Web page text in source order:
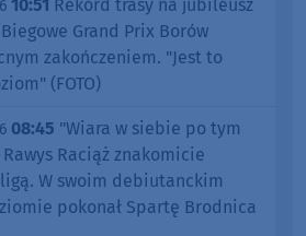
10:51 Rekord trasy na jubileusz
Grand Prix Borów
zakończeniem. "Jest to
(FOTO)
08:45 "Wiara w siebie po tym
Raciąż znakomicie
W swoim debiutanckim
pokonał Spartę Brodnica